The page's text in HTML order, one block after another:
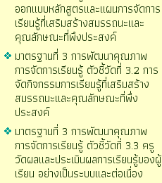
ออกแบบหลักสูตรและแผนการจัดการ
เรียนรู้ที่เสริมสร้างสมรรถนะและ
คุณลักษณะที่พึงประสงค์
มาตรฐานที่ 3 การพัฒนาคุณภาพ
การจัดการเรียนรู้ ตัวชี้วัดที่ 3.2 การ
จัดกิจกรรมการเรียนรู้ที่เสริมสร้าง
สมรรถนะและคุณลักษณะที่พึ่ง
ประสงค์
มาตรฐานที่ 3 การพัฒนาคุณภาพ
การจัดการเรียนรู้ ตัวชี้วัดที่ 3.3 ครู
วัดผลและประเมินผลการเรียนรู้ของผู้
เรียน อย่างเป็นระบบและต่อเนื่อง